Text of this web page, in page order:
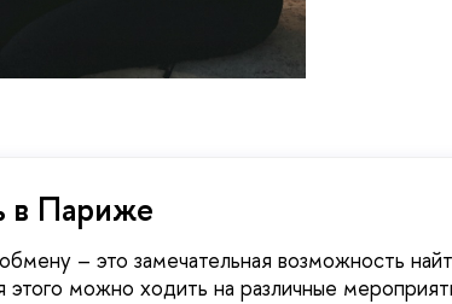
в Париже
– это замечательная возможность
можно ходить на различные